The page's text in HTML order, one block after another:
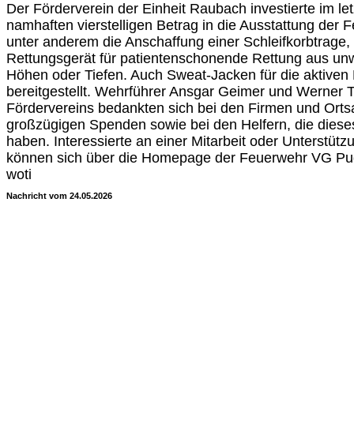
Der Förderverein der Einheit Raubach investierte im
namhaften vierstelligen Betrag in die Ausstattung der
unter anderem die Anschaffung einer
Rettungsgerät für patientenschonende Rettung aus
Höhen oder Tiefen. Auch Sweat-Jacken für die
bereitgestellt. Wehrführer Ansgar Geimer und Werner
Fördervereins bedankten sich bei den Firmen und
großzügigen Spenden sowie bei den Helfern, die
haben. Interessierte an einer Mitarbeit oder
können sich über die Homepage der Feuerwehr VG
woti
Nachricht vom 24.05.2026